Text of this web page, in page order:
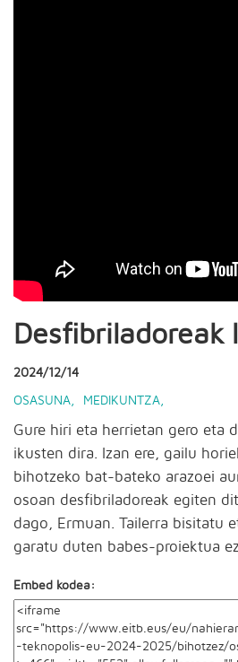
Desfibriladoreak
2024/12/14
OSASUNA MEDIKUNTZA
Gure hiri eta herrietan gero eta
ikusten dira. Izan ere, gailu
bihotzeko bat-bateko arazoei
osoan desfibriladoreak egiten
dago, Ermuan. Tailerra bisitatu
garatu duten babes-proiektua
Embed kodea: